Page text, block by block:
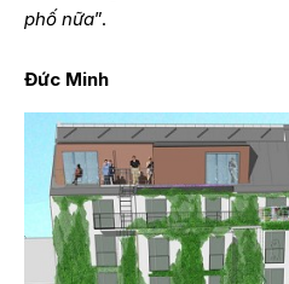
phố nữa”.
Đức Minh